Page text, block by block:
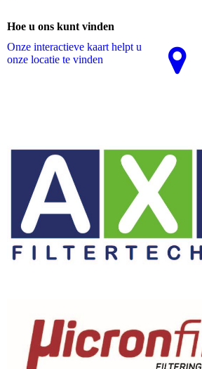
Hoe u ons kunt vinden
Onze interactieve kaart helpt u
onze locatie te vinden